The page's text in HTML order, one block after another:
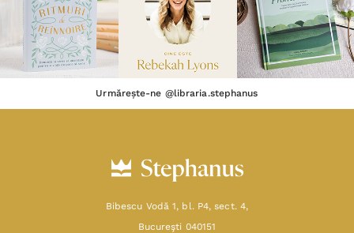
Urmărește-ne @libraria.stephanus
Bibescu Vodă 1, bl. P4, sect. 4,
Bucureşti 040151